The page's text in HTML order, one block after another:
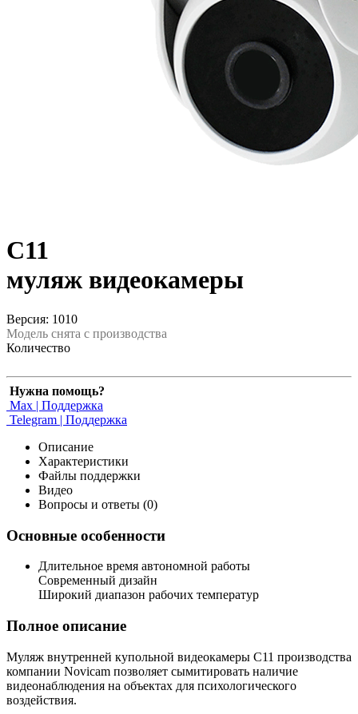
C11
муляж видеокамеры
Версия: 1010
Модель снята с производства
Количество
Нужна помощь?
Max | Поддержка
Telegram | Поддержка
Описание
Характеристики
Файлы поддержки
Видео
Вопросы и ответы (0)
Основные особенности
Длительное время автономной работы
Современный дизайн
Широкий диапазон рабочих температур
Полное описание
Муляж внутренней купольной видеокамеры C11 производства
компании Novicam позволяет сымитировать наличие
видеонаблюдения на объектах для психологического
воздействия.